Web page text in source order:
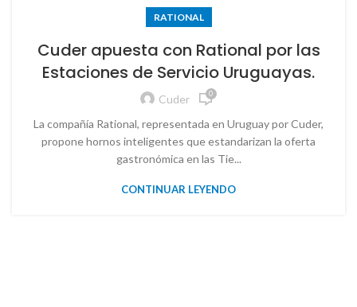
RATIONAL
Cuder apuesta con Rational por las
Estaciones de Servicio Uruguayas.
Cuder 0
La compañía Rational, representada en Uruguay por Cuder,
propone hornos inteligentes que estandarizan la oferta
gastronómica en las Tie...
CONTINUAR LEYENDO